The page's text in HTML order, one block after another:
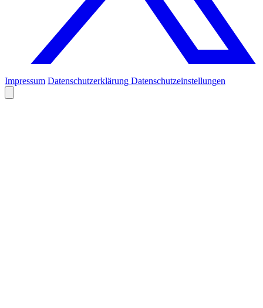
Impressum Datenschutzerklärung Datenschutzeinstellungen